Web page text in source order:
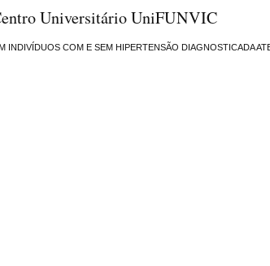
Universitário UniFUNVIC
INDIVÍDUOS COM E SEM HIPERTENSÃO DIAGNOSTICADA